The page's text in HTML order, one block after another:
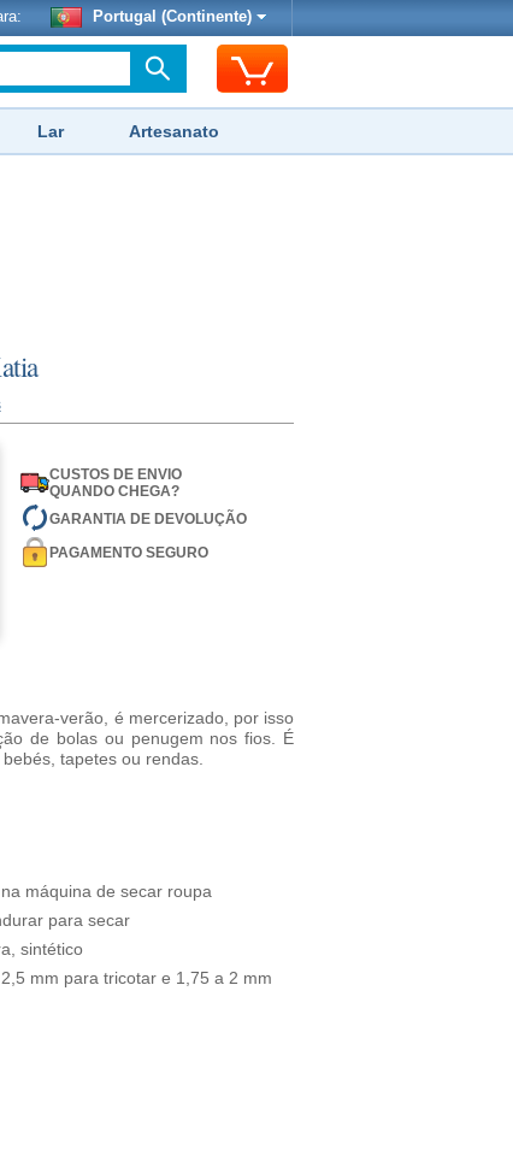
Portugal (Continente)
Lar Artesanato
CUSTOS DE ENVIO
QUANDO CHEGA?
GARANTIA DE DEVOLUÇÃO
PAGAMENTO SEGURO
verão, é mercerizado, por isso
de bolas ou penugem nos fios. É
tapetes ou rendas.
máquina de secar roupa
para secar
sintético
mm para tricotar e 1,75 a 2 mm